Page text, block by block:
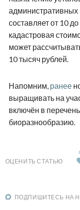
составляет от 10
кадастровая
может
10 тысяч рублей.
Напомним, ранее
выращивать на
включён в
биоразнообразию.
ОЦЕНИТЬ СТАТЬЮ
ПОДПИШИТЕСЬ НА